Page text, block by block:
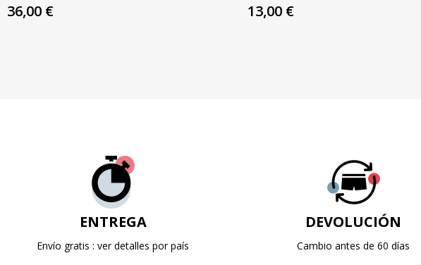
36,00 €
13,00 €
ENTREGA
Envío gratis : ver detalles por país
DEVOLUCIÓN
Cambio antes de 60 días